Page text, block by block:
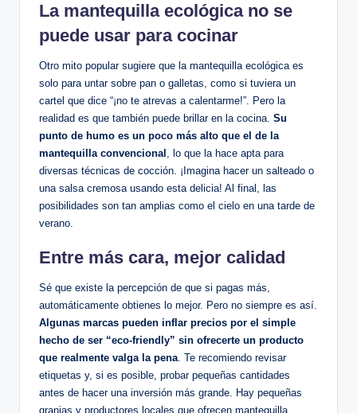
La mantequilla ecológica no se
puede usar para cocinar
Otro mito popular sugiere que la mantequilla ecológica es
solo para untar sobre pan o galletas, como si tuviera un
cartel que dice “¡no te atrevas a calentarme!”. Pero la
realidad es que también puede brillar en la cocina. Su
punto de humo es un poco más alto que el de la
mantequilla convencional , lo que la hace apta para
diversas técnicas de cocción. ¡Imagina hacer un salteado o
una salsa cremosa usando esta delicia! Al final, las
posibilidades son tan amplias como el cielo en una tarde de
verano.
Entre más cara, mejor calidad
Sé que existe la percepción de que si pagas más,
automáticamente obtienes lo mejor. Pero no siempre es así.
Algunas marcas pueden inflar precios por el simple
hecho de ser “eco-friendly” sin ofrecerte un producto
que realmente valga la pena. Te recomiendo revisar
etiquetas y, si es posible, probar pequeñas cantidades
antes de hacer una inversión más grande. Hay pequeñas
granjas y productores locales que ofrecen mantequilla